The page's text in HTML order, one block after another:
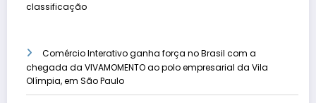
classificação
Comércio Interativo ganha força no Brasil com a
chegada da VIVAMOMENTO ao polo empresarial da Vila
Olímpia, em São Paulo